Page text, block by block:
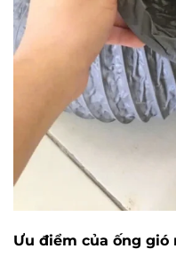
Ưu điểm của ống gió